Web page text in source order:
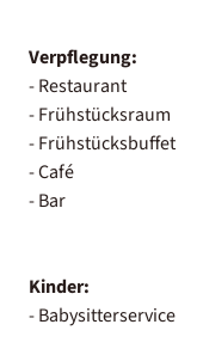
Verpflegung:
- Restaurant
- Frühstücksraum
- Frühstücksbuffet
- Café
- Bar
Kinder:
- Babysitterservice